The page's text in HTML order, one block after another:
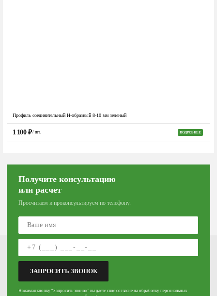
Профиль соединительный Н-образный 8-10 мм зеленый
1 100₽/ шт. ПОДРОБНЕЕ
Получите консультацию
или расчет
Просчитаем и проконсультируем по телефону.
ЗАПРОСИТЬ ЗВОНОК
Нажимая кнопку “Запросить звонок” вы даете своё согласие на обработку персональных
Артём
+7 950 290 2949
Написать
ул. 1-я Рабочая, 28, 3 этаж, 5 кабинет